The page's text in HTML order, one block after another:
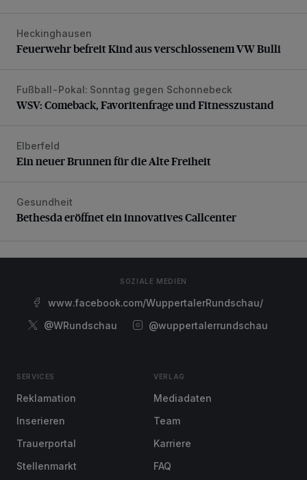
Feuerwehr befreit Kind aus verschlossenem VW Bulli
Heckinghausen
Feuerwehr befreit Kind aus verschlossenem VW Bulli
WSV: Comeback, Favoritenfrage und Fitnesszustand
Fußball-Pokal: Sonntag gegen Schonnebeck
WSV: Comeback, Favoritenfrage und Fitnesszustand
Ein neuer Brunnen für die Alte Freiheit
Elberfeld
Ein neuer Brunnen für die Alte Freiheit
Bethesda eröffnet ein innovatives Callcenter
Gesundheit
Bethesda eröffnet ein innovatives Callcenter
SOZIALE MEDIEN
www.facebook.com/WuppertalerRundschau/
@WRundschau
@wuppertalerrundschau
SERVICES
Reklamation
Inserieren
Trauerportal
Stellenmarkt
VERLAG
Mediadaten
Team
Karriere
FAQ